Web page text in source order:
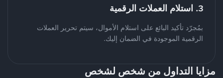
3. استلام العملات الرقمية
بمُجرّد تأكيد البائع على استلام الأموال، سيتم تحرير العملات
الرقمية الموجودة في الضمان إليك.
مزايا التداول من شخص لشخص